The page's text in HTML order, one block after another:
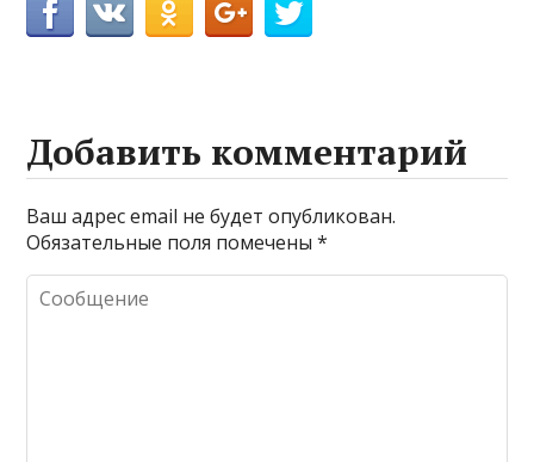
Добавить комментарий
Ваш адрес email не будет опубликован.
Обязательные поля помечены*